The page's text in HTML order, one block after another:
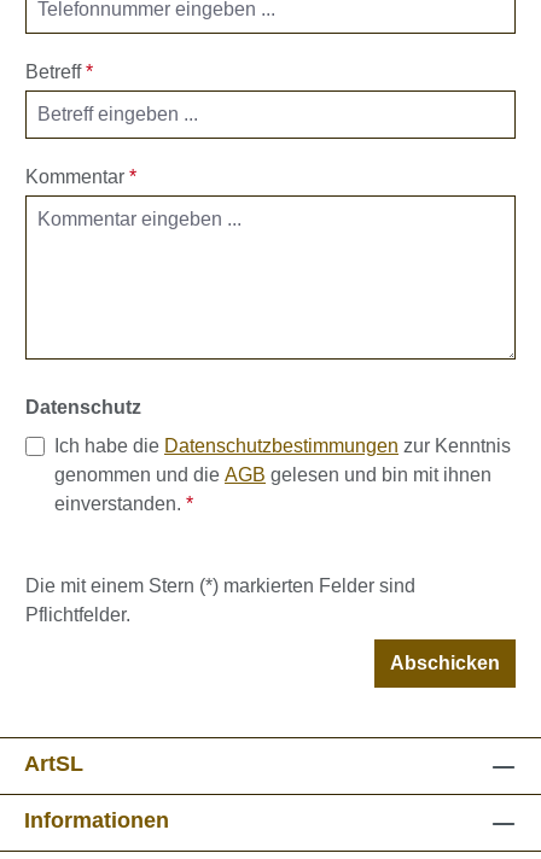
Betreff*
Kommentar *
Datenschutz
Ich habe die Datenschutzbestimmungen zur Kenntnis
genommen und die AGB gelesen und bin mit ihnen
einverstanden. *
Die mit einem Stern (*) markierten Felder sind
Pflichtfelder.
Abschicken
ArtSL
Informationen